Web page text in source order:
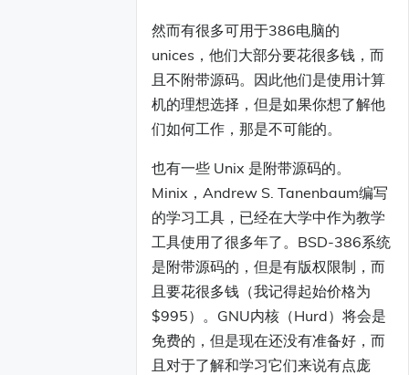
然而有很多可用于386电脑的
unices，他们大部分要花很多钱，而
且不附带源码。因此他们是使用计算
机的理想选择，但是如果你想了解他
们如何工作，那是不可能的。
也有一些 Unix 是附带源码的。
Minix，Andrew S. Tanenbaum编写
的学习工具，已经在大学中作为教学
工具使用了很多年了。BSD-386系统
是附带源码的，但是有版权限制，而
且要花很多钱（我记得起始价格为
$995）。GNU内核（Hurd）将会是
免费的，但是现在还没有准备好，而
且对于了解和学习它们来说有点庞